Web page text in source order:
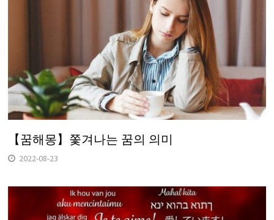
【꿈해몽】쫓겨나는 꿈의 의미
2022-08-23